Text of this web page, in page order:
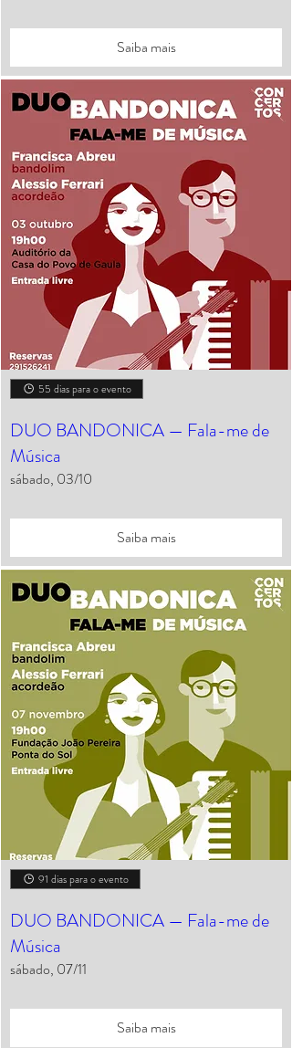
Saiba mais
55 dias para o evento
DUO BANDONICA — Fala-me de
Música
sábado, 03/10
Saiba mais
91 dias para o evento
DUO BANDONICA — Fala-me de
Música
sábado, 07/11
Saiba mais